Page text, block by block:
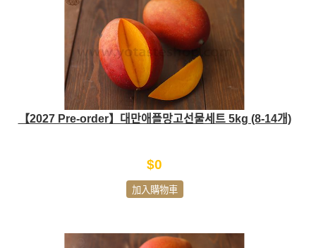
【2027 Pre-order】대만애플망고선물세트 5kg (8-14개)
$0
加入購物車